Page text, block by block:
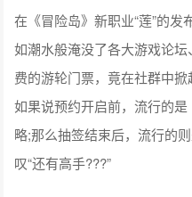
在《冒险岛》新职业“莲”的
如潮水般淹没了各大游戏论
费的游轮门票，竟在社群中掀
如果说预约开启前，流行的
略;那么抽签结束后，流行的
叹“还有高手???”